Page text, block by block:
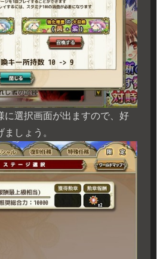
に選択画面が出ますので、好
しょう。